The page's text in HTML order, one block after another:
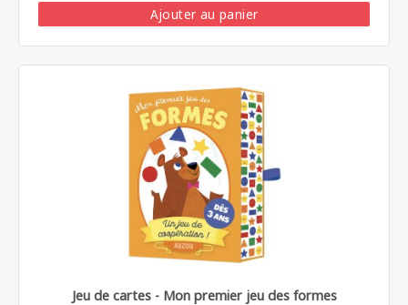
Ajouter au panier
Jeu de cartes - Mon premier jeu des formes